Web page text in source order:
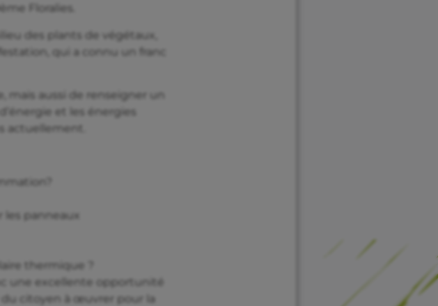
Floralies.
des plants de végétaux,
qui a connu un franc
mais aussi de renseigner un
et les énergies
actuellement.
les panneaux
thermique ?
une excellente opportunité
du citoyen à œuvrer pour la